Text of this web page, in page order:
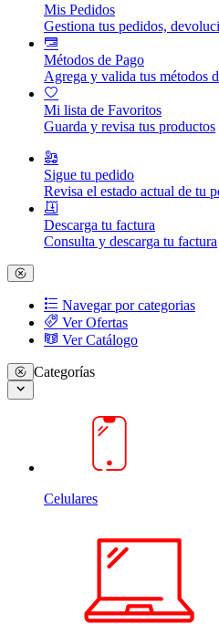
Mis Pedidos
Gestiona tus pedidos,
Métodos de Pago
Agrega y valida tus métodos
Mi lista de Favoritos
Guarda y revisa tus productos
Sigue tu pedido
Revisa el estado actual de tu
Descarga tu factura
Consulta y descarga tu factura
Navegar por categorias
Ver Ofertas
Ver Catálogo
Categorías
Celulares